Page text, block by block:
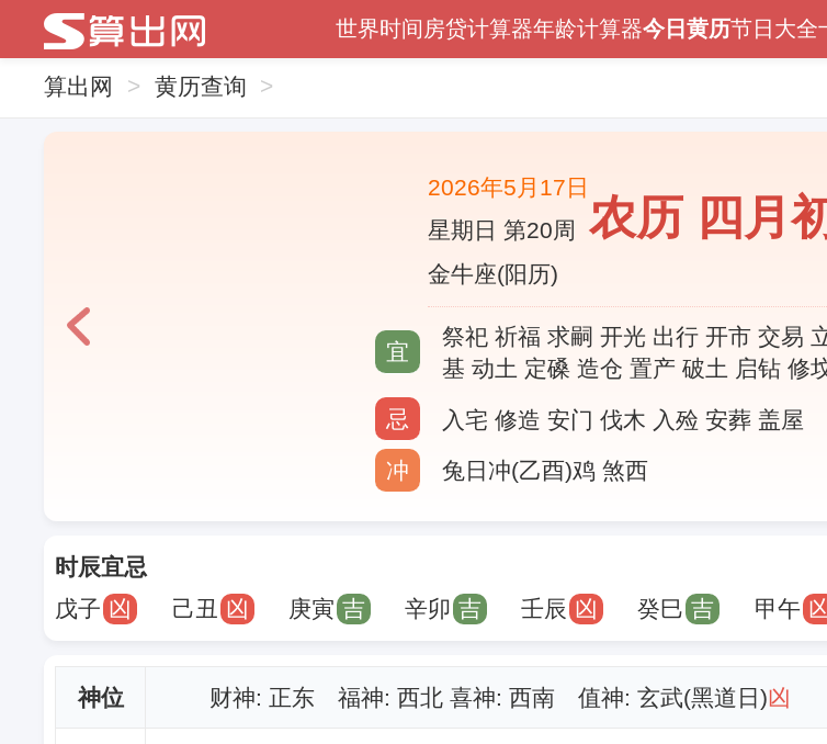
世界时间 房贷计算器年龄计算器今日黄历节日大全
算出网 > 黄历查询 >
2026年5月17日
星期日 第20周
金牛座(阳历)
农历 四月
宜
祭祀 祈福 求嗣 开光 出行 开市 交易
基 动土 定磉 造仓 置产 破土 启钻 修
忌
入宅 修造 安门 伐木 入殓 安葬 盖屋
冲
兔日冲(乙酉)鸡 煞西
时辰宜忌
戊子 凶 己丑 凶 庚寅 吉 辛卯 吉 壬辰 凶 癸巳 吉 甲午
神位 财神: 正东 福神: 西北 喜神: 西南 值神: 玄武(黑道日)凶